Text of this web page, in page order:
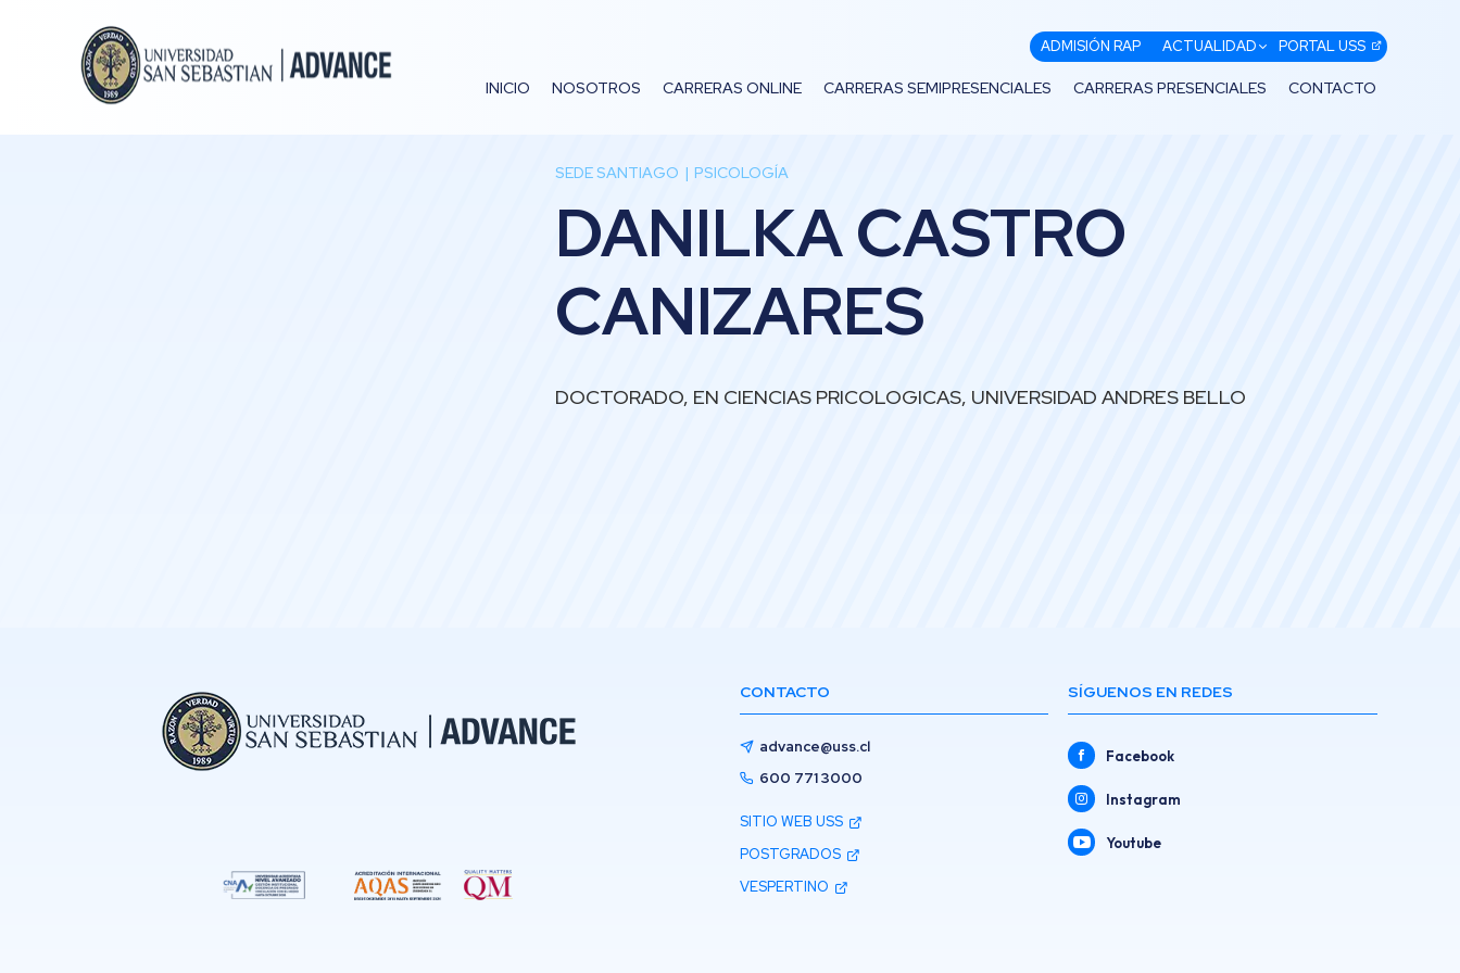
ADMISIÓN RAP ACTUALIDAD PORTAL USS
INICIO NOSOTROS CARRERAS ONLINE CARRERAS SEMIPRESENCIALES CARRERAS PRESENCIALES CONTACTO
SEDE SANTIAGO PSICOLOGÍA
DANILKA CASTRO
CANIZARES
DOCTORADO, EN CIENCIAS PRICOLOGICAS, UNIVERSIDAD ANDRES BELLO
CONTACTO
advance@uss.cl
600 771 3000
SITIO WEB USS
POSTGRADOS
VESPERTINO
SÍGUENOS EN REDES
Facebook
Instagram
Youtube